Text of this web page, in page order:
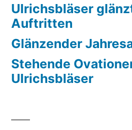
Ulrichsbläser
Auftritten
Glänzender
Stehende
Ulrichsbläser